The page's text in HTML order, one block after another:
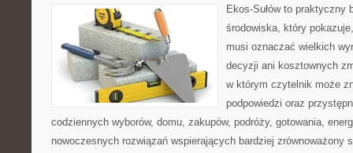
Ekos-Sułów to praktyczny
środowiska, który
musi oznaczać wielkich
decyzji ani kosztownych
w którym czytelnik może
podpowiedzi oraz
codziennych wyborów, domu, zakupów, podróży, gotowania,
nowoczesnych rozwiązań wspierających bardziej zrównoważony